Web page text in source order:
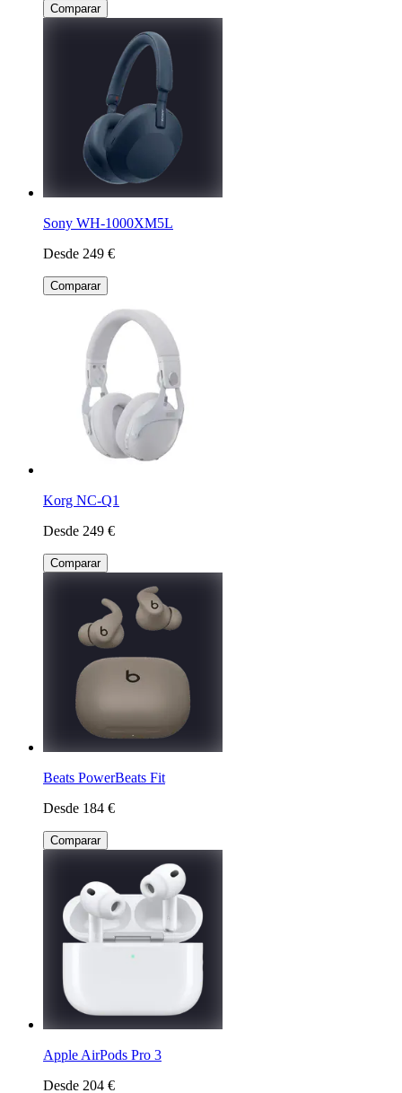
Comparar
Sony WH-1000XM5L
Desde 249 €
Comparar
Korg NC-Q1
Desde 249 €
Comparar
Beats PowerBeats Fit
Desde 184 €
Comparar
Apple AirPods Pro 3
Desde 204 €